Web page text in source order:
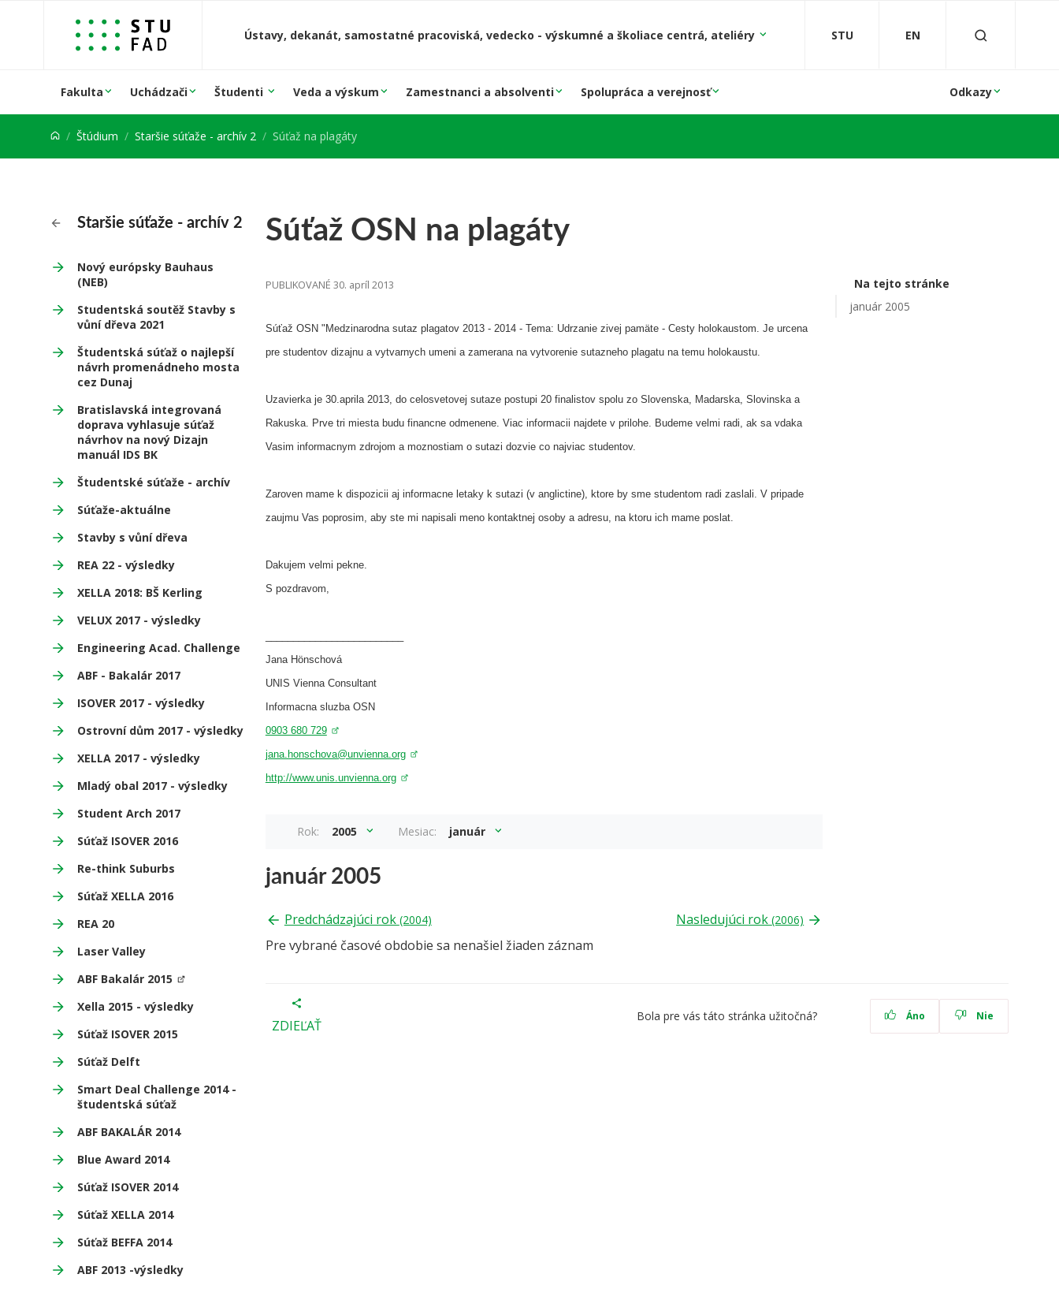
Prejsť na obsah
Ústavy, dekanát, samostatné pracoviská, vedecko - výskumné a školiace centrá, ateliéry STU EN
Fakulta Uchádzači Študenti Veda a výskum Zamestnanci a absolventi Spolupráca a verejnosť Odkazy
Štúdium Staršie súťaže - archív 2 Súťaž na plagáty
Staršie súťaže - archív 2
Nový európsky Bauhaus
(NEB)
Studentská soutěž Stavby s
vůní dřeva 2021
Študentská súťaž o najlepší
návrh promenádneho mosta
cez Dunaj
Bratislavská integrovaná
doprava vyhlasuje súťaž
návrhov na nový Dizajn
manuál IDS BK
Študentské súťaže - archív
Súťaže-aktuálne
Stavby s vůní dřeva
REA 22 - výsledky
XELLA 2018: BŠ Kerling
VELUX 2017 - výsledky
Engineering Acad. Challenge
ABF - Bakalár 2017
ISOVER 2017 - výsledky
Ostrovní dům 2017 - výsledky
XELLA 2017 - výsledky
Mladý obal 2017 - výsledky
Student Arch 2017
Súťaž ISOVER 2016
Re-think Suburbs
Súťaž XELLA 2016
REA 20
Laser Valley
ABF Bakalár 2015
Xella 2015 - výsledky
Súťaž ISOVER 2015
Súťaž Delft
Smart Deal Challenge 2014 -
študentská súťaž
ABF BAKALÁR 2014
Blue Award 2014
Súťaž ISOVER 2014
Súťaž XELLA 2014
Súťaž BEFFA 2014
ABF 2013 -výsledky
Súťaž OSN na plagáty
Na tejto stránke
január 2005
PUBLIKOVANÉ 30. apríl 2013
Súťaž OSN "Medzinarodna sutaz plagatov 2013 - 2014 - Tema: Udrzanie zivej pamäte - Cesty holokaustom. Je urcena
pre studentov dizajnu a vytvarnych umeni a zamerana na vytvorenie sutazneho plagatu na temu holokaustu.
Uzavierka je 30.aprila 2013, do celosvetovej sutaze postupi 20 finalistov spolu zo Slovenska, Madarska, Slovinska a
Rakuska. Prve tri miesta budu financne odmenene. Viac informacii najdete v prilohe. Budeme velmi radi, ak sa vdaka
Vasim informacnym zdrojom a moznostiam o sutazi dozvie co najviac studentov.
Zaroven mame k dispozicii aj informacne letaky k sutazi (v anglictine), ktore by sme studentom radi zaslali. V pripade
zaujmu Vas poprosim, aby ste mi napisali meno kontaktnej osoby a adresu, na ktoru ich mame poslat.
Dakujem velmi pekne.
S pozdravom,
Jana Hönschová
UNIS Vienna Consultant
Informacna sluzba OSN
0903 680 729
jana.honschova@unvienna.org
http://www.unis.unvienna.org
Rok: 2005 Mesiac: január
január 2005
Predchádzajúci rok (2004) Nasledujúci rok(2006)
Pre vybrané časové obdobie sa nenašiel žiaden záznam
ZDIEĽAŤ
Bola pre vás táto stránka užitočná? Áno Nie